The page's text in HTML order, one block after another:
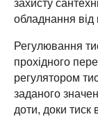
захисту
обладнання від
Регулювання
прохідного
регулятором
заданого
доти, доки тиск